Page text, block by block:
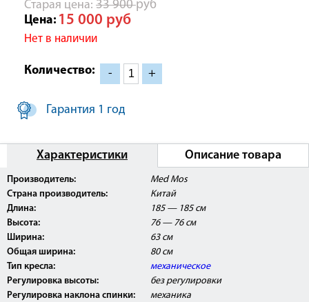
Cтарая цена: 33 900руб
Цена: 15 000 руб
Нет в наличии
Количество: - +
Гарантия 1 год
Характеристики Описание товара
Производитель:
Med Mos
Страна производитель:
Китай
Длина:
185 — 185 см
Высота:
76 — 76 см
Ширина:
63 см
Общая ширина:
80 см
Тип кресла:
механическое
Регулировка высоты:
без регулировки
Регулировка наклона спинки:
механика
Изделие представлено в нашем демонстрационном
зале и с ним можно ознакомиться более подробно.
Внимание: кресло FIX-1B (КО-167) поставляется с
Регистрационным Удостоверением Росздравнадзора
РФ и может быть использовано в медицинских
центрах, ЛПУ, а так же косметологических и